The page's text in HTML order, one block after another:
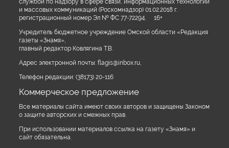
службой по надзору в сфере связи, информационных технологий
и массовых коммуникаций (Роскомнадзор) 01.02.2018 г.
регистрационный номер Эл № ФС 77-72294. 16+
Учредитель бюджетное учреждение Омской области «Редакция
газеты «Знамя»,
главный редактор Ковлягина Т.В.
Адрес электронной почты: flagis@inbox.ru,
Телефон редакции: (38173) 20-116
Коммерческое предложение
Все материалы сайта имеют своих авторов и защищены Законом
о защите авторских и смежных прав.
При использовании материалов ссылка на газету «Знамя» и
сайт обязательна.